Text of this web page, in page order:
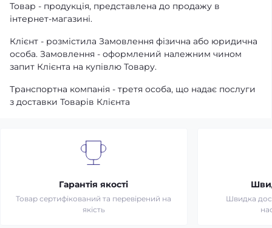
Товар - продукція, представлена ​​до продажу в
інтернет-магазині.
Клієнт - розмістила Замовлення фізична або юридична
особа. Замовлення - оформлений належним чином
запит Клієнта на купівлю Товару.
Транспортна компанія - третя особа, що надає послуги
з доставки Товарів Клієнта
Гарантія якості
Товар сертифікований та перевірений на
якість
Швидка